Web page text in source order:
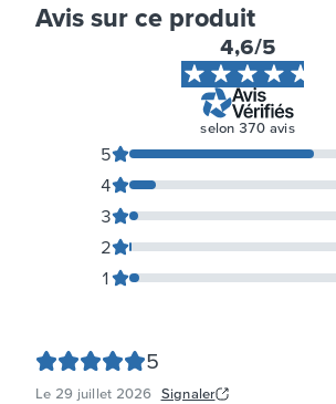
Avis sur ce produit
4,6/5
selon 370 avis
1
2
3
4
5
5
Le 29 juillet 2026 Signaler